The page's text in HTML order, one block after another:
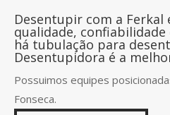
Desentupir com a Ferkal
qualidade, confiabilidade
há tubulação para
Desentupidora é a
Possuimos equipes
Fonseca.